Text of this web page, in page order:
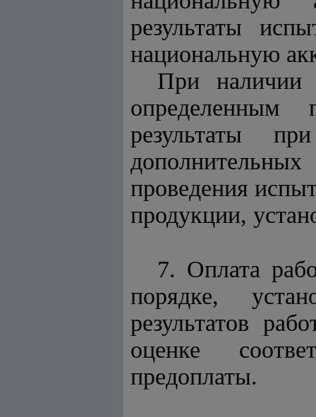
результаты
национальную
При наличии
определенным
результаты
проведения
продукции,
7. Оплата
порядке,
результатов
оценке
предоплаты.